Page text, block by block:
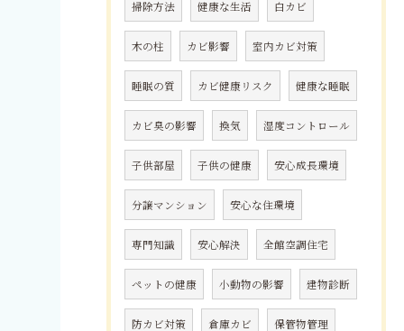
掃除方法 健康な生活 白カビ
木の柱 カビ影響 室内カビ対策
睡眠の質 カビ健康リスク 健康な睡眠
カビ臭の影響 換気 湿度コントロール
子供部屋 子供の健康 安心成長環境
分譲マンション 安心な住環境
専門知識 安心解決 全館空調住宅
ペットの健康 小動物の影響 建物診断
防カビ対策 倉庫カビ 保管物管理